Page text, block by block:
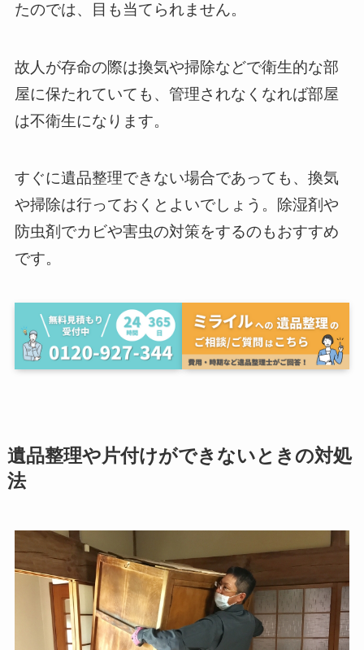
たのでは、目も当てられません。
故人が存命の際は換気や掃除などで衛生的な部
屋に保たれていても、管理されなくなれば部屋
は不衛生になります。
すぐに遺品整理できない場合であっても、換気
や掃除は行っておくとよいでしょう。除湿剤や
防虫剤でカビや害虫の対策をするのもおすすめ
です。
遺品整理や片付けができないときの対処
法